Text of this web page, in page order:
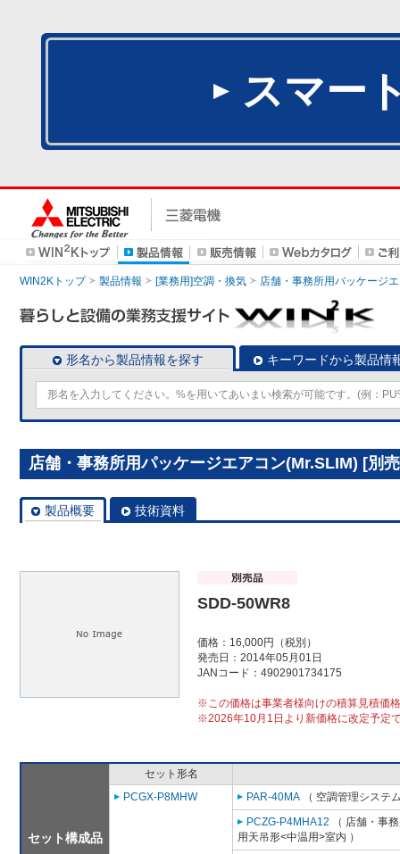
スマー
WIN2Kトップ 製品情報 [業務用]空調・換気 店舗・事務所用パッケージ
形名から製品情報を探す キーワードから製品情
店舗・事務所用パッケージエアコン(Mr.SLIM) [別
製品概要 技術資料
SDD-50WR8
価格：16,000円（税別）
発売日：2014年05月01日
JANコード：4902901734175
※この価格は事業者様向けの積算見積価
※2026年10月1日より新価格に改定予定
セット構成品
セット形名
PCGX-P8MHW
PAR-40MA （ 空調管理システ
PCZG-P4MHA12 （ 店舗・事
用天吊形<中温用>室内 ）